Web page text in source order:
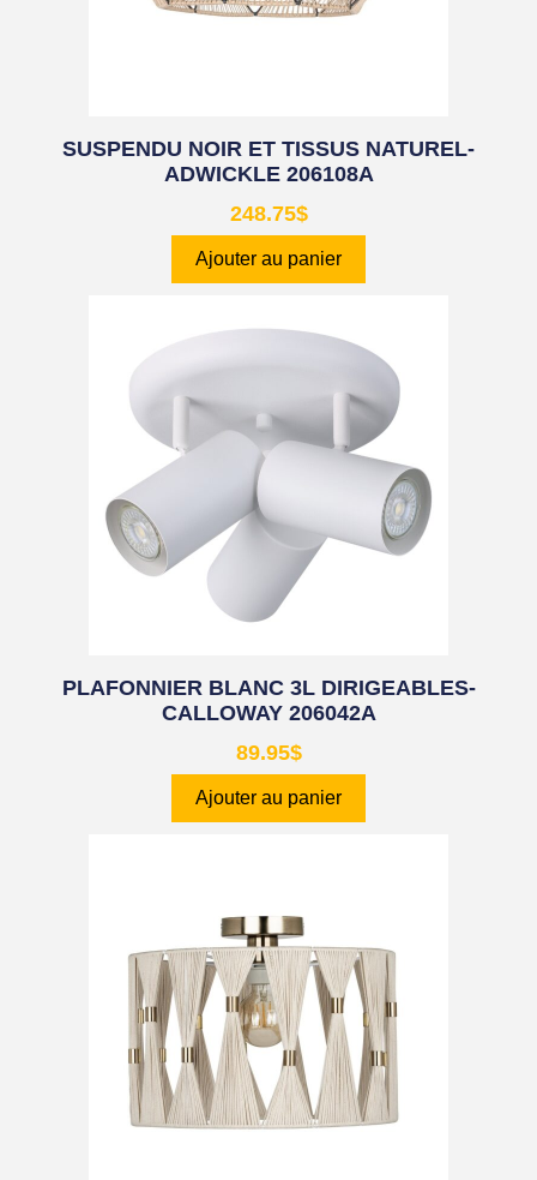
SUSPENDU NOIR ET TISSUS NATUREL-
ADWICKLE 206108A
248.75$
Ajouter au panier
PLAFONNIER BLANC 3L DIRIGEABLES-
CALLOWAY 206042A
89.95$
Ajouter au panier